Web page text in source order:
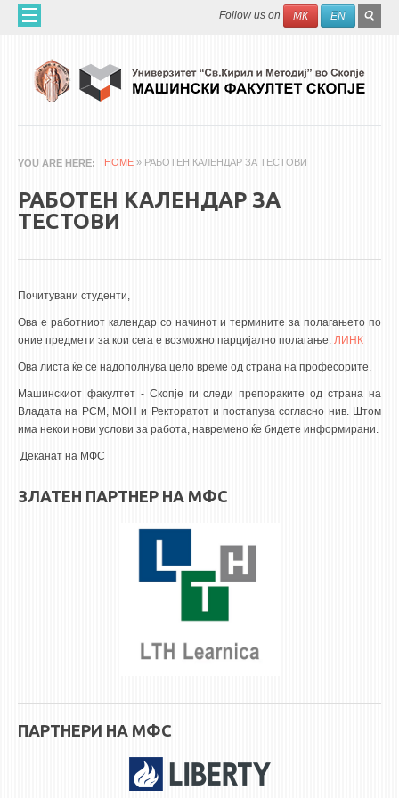
Skip to main content Search
Follow us on МК EN
ЗА НАС
60 ГОДИНИ МФ
НАУЧНА ДЕЈНОСТ
ERASMUS+
QIM-SEE
3DFindIT
WATERBRIDGING
CIRASIM
ИНФОРМАЦИИ ОД ЈАВЕН КАРАКТЕР
АНКЕТИ И САМОЕВАЛУАЦИИ
ТЕЛЕФОНСКИ ИМЕНИК
ALUMNI MFS
YOU ARE HERE HOME » РАБОТЕН КАЛЕНДАР ЗА ТЕСТОВИ
РАБОТЕН КАЛЕНДАР ЗА
ТЕСТОВИ
Почитувани студенти,
Ова е работниоткалендар со начинот и термините за полагањето по
оние предмети за кои сега е возможно парцијално полагање. ЛИНК
Ова листа ќе се надополнува цело време од страна на професорите.
Машинскиот факултет - Скопје ги следи препораките од страна на
Владата на РСМ, МОН и Ректоратот и постапува согласно нив. Штом
има некои нови услови за работа, навремено ќе бидете информирани.
Деканат на МФС
ЗЛАТЕН ПАРТНЕР НА МФС
ПАРТНЕРИ НА МФС